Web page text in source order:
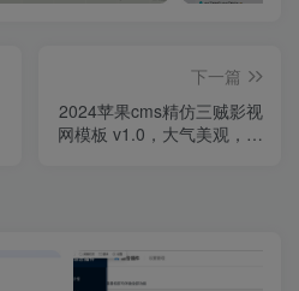
下一篇
2024苹果cms精仿三贼影视
网模板 v1.0，大气美观，影